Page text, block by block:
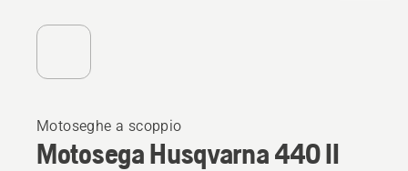
Motoseghe a scoppio
Motosega Husqvarna 440 II